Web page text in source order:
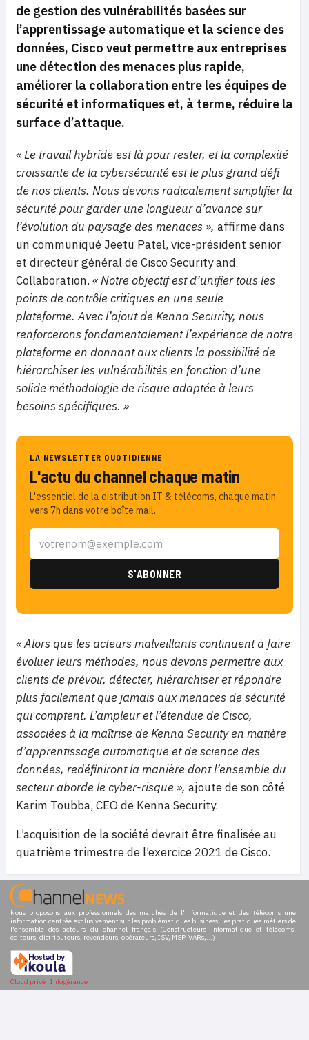
de gestion des vulnérabilités basées sur
l’apprentissage automatique et la science des
données, Cisco veut permettre aux entreprises
une détection des menaces plus rapide,
améliorer la collaboration entre les équipes de
sécurité et informatiques et, à terme, réduire la
surface d’attaque.
« Le travail hybride est là pour rester, et la complexité
croissante de la cybersécurité est le plus grand défi
de nos clients. Nous devons radicalement simplifier la
sécurité pour garder une longueur d’avance sur
l’évolution du paysage des menaces », affirme dans
un communiqué Jeetu Patel, vice-président senior
et directeur général de Cisco Security and
Collaboration. « Notre objectif est d’unifier tous les
points de contrôle critiques en une seule
plateforme. Avec l’ajout de Kenna Security, nous
renforcerons fondamentalement l’expérience de notre
plateforme en donnant aux clients la possibilité de
hiérarchiser les vulnérabilités en fonction d’une
solide méthodologie de risque adaptée à leurs
besoins spécifiques. »
LA NEWSLETTER QUOTIDIENNE
L'actu du channel chaque matin
L'essentiel de la distribution IT & télécoms, chaque matin
vers 7h dans votre boîte mail.
« Alors que les acteurs malveillants continuent à faire
évoluer leurs méthodes, nous devons permettre aux
clients de prévoir, détecter, hiérarchiser et répondre
plus facilement que jamais aux menaces de sécurité
qui comptent. L’ampleur et l’étendue de Cisco,
associées à la maîtrise de Kenna Security en matière
d’apprentissage automatique et de science des
données, redéfiniront la manière dont l’ensemble du
secteur aborde le cyber-risque », ajoute de son côté
Karim Toubba, CEO de Kenna Security.
L’acquisition de la société devrait être finalisée au
quatrième trimestre de l’exercice 2021 de Cisco.
Nous proposons aux professionnels des marchés de l'informatique et des télécoms une
information centrée exclusivement sur les problématiques business, les pratiques métiers de
l'ensemble des acteurs du channel français (Constructeurs informatique et télécoms,
éditeurs, distributeurs, revendeurs, opérateurs, ISV, MSP, VARs,...)
Cloud privé | Infogérance